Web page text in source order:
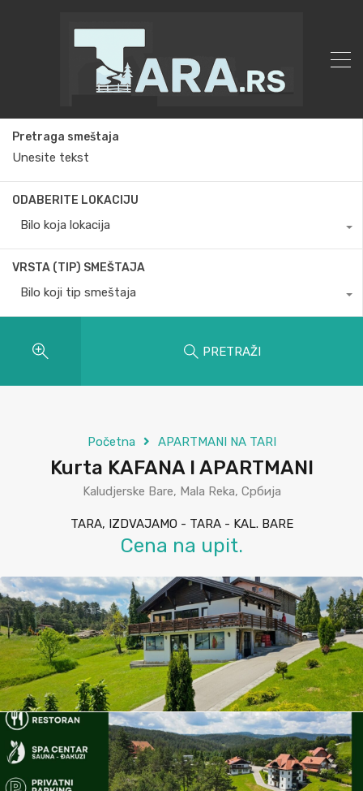
Pretraga smeštaja
ODABERITE LOKACIJU
Bilo koja lokacija
VRSTA (TIP) SMEŠTAJA
Bilo koji tip smeštaja
PRETRAŽI
Početna APARTMANI NA TARI
Kurta KAFANA I APARTMANI
Kaludjerske Bare, Mala Reka, Србија
TARA, IZDVAJAMO - TARA - KAL. BARE
Cena na upit.